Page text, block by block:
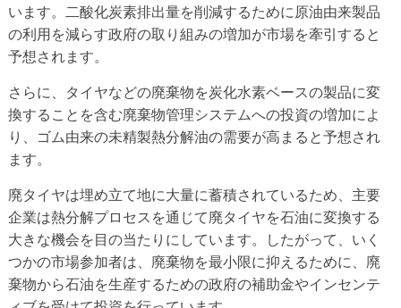
います。二酸化炭素排出量を削減するために原油由来製品
の利用を減らす政府の取り組みの増加が市場を牽引すると
予想されます。
さらに、タイヤなどの廃棄物を炭化水素ベースの製品に変
換することを含む廃棄物管理システムへの投資の増加によ
り、ゴム由来の未精製熱分解油の需要が高まると予想され
ます。
廃タイヤは埋め立て地に大量に蓄積されているため、主要
企業は熱分解プロセスを通じて廃タイヤを石油に変換する
大きな機会を目の当たりにしています。したがって、いく
つかの市場参加者は、廃棄物を最小限に抑えるために、廃
棄物から石油を生産するための政府の補助金やインセンテ